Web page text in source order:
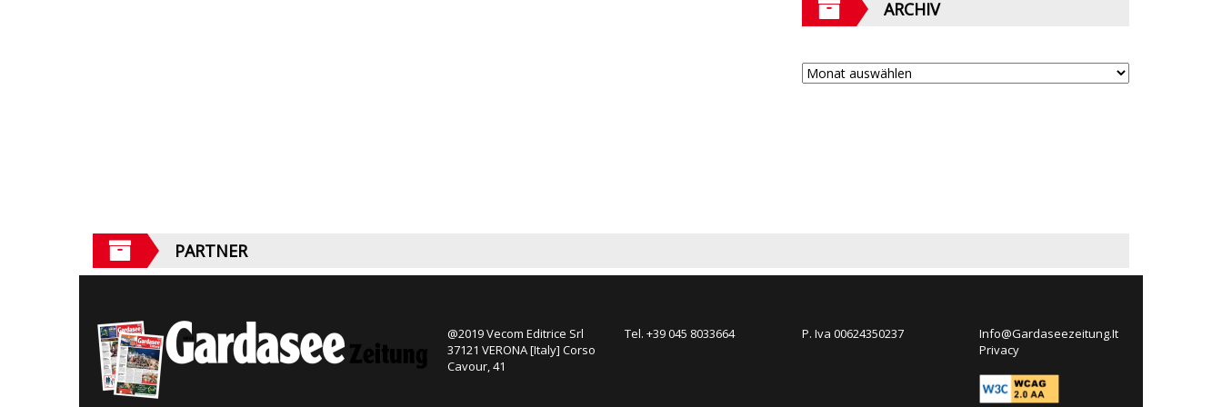
ARCHIV
PARTNER
@2019 Vecom Editrice Srl
37121 VERONA [Italy] Corso
Cavour, 41
Tel. +39 045 8033664 P. Iva 00624350237
Info@Gardaseezeitung.It
Privacy